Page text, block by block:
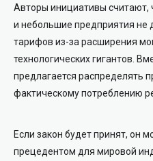
Авторы инициативы
и небольшие предприятия не
тарифов из-за расширения
технологических гигантов.
предлагается распределять
фактическому потреблению
Если закон будет принят, он
прецедентом для мировой